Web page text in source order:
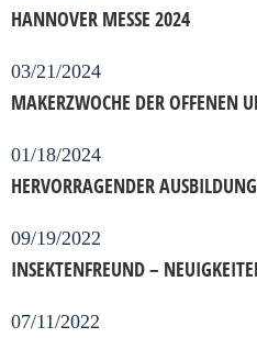
HANNOVER MESSE 2024
03/21/2024
MAKERZWOCHE DER OFFENEN
01/18/2024
HERVORRAGENDER
09/19/2022
INSEKTENFREUND –
07/11/2022